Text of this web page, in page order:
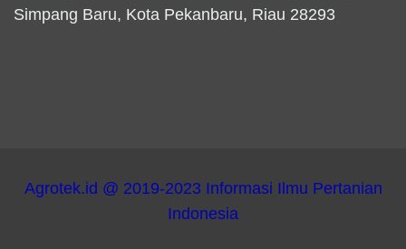
Simpang Baru, Kota Pekanbaru, Riau 28293
Agrotek.id @ 2019-2023 Informasi Ilmu Pertanian
Indonesia